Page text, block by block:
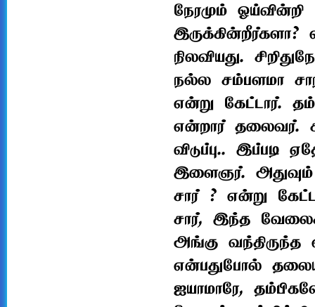
நேரமும்
நிலவியது.
நல்ல சம்பளமா
என்று கேட்டார்.
என்றார் தலைவர்.
விடுப்பு..
இளைஞர். அதுவும்
சார் ? என்று
சார், இந்த
அங்கு
என்பதுபோல்
ஐயாமாரே,